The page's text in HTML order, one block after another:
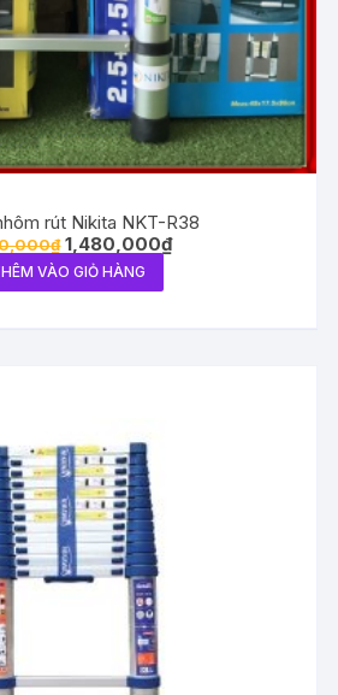
rút Nikita NKT-R38
₫ 1,480,000₫
VÀO GIỎ HÀNG